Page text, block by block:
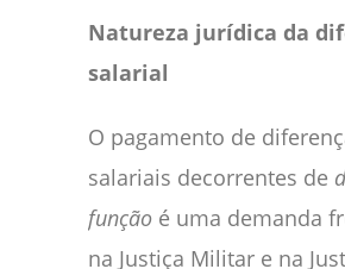
Natureza jurídica da
salarial
O pagamento de
salariais decorrentes de
função é uma demanda
na Justiça Militar e na